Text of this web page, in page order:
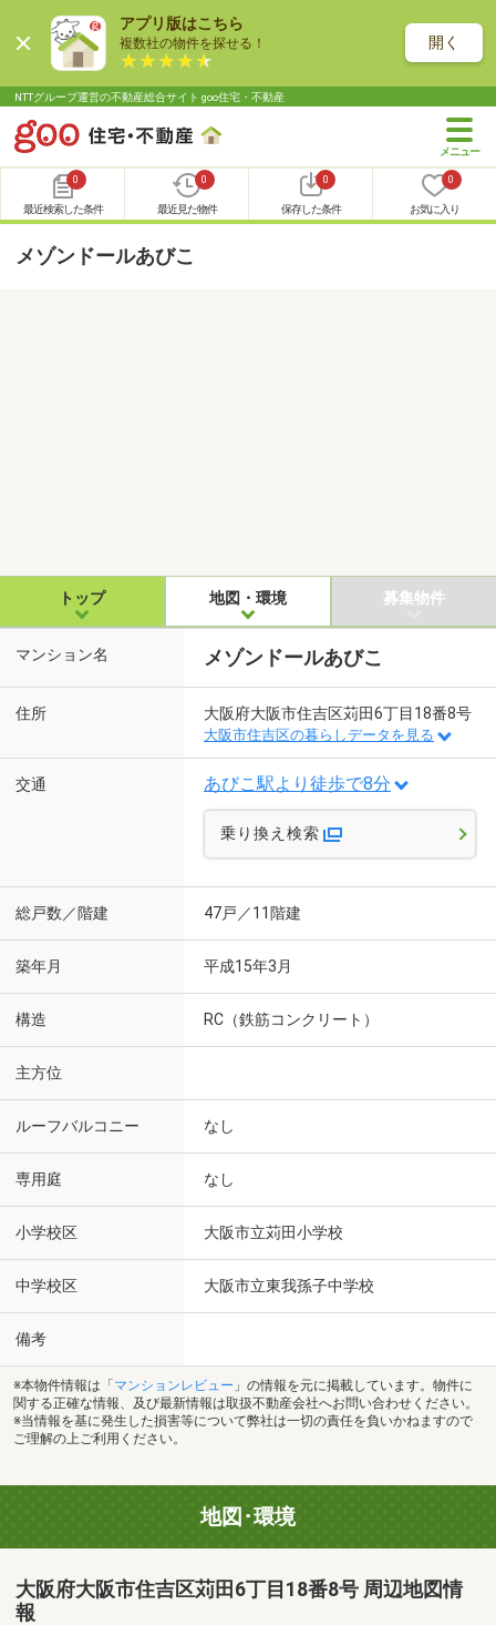
アプリ版はこちら
複数社の物件を探せる！ 開く
NTTグループ運営の不動産総合サイト goo住宅・不動産
0
最近検索した条件
0
最近見た物件
0
保存した条件
0
お気に入り
メゾンドールあびこ
トップ 地図・環境 募集物件
マンション名 メゾンドールあびこ
住所 大阪府大阪市住吉区苅田6丁目18番8号
大阪市住吉区の暮らしデータを見る
交通 あびこ駅より徒歩で8分
乗り換え検索
総戸数／階建 47戸／11階建
築年月 平成15年3月
構造 RC（鉄筋コンクリート）
主方位
ルーフバルコニー なし
専用庭 なし
小学校区 大阪市立苅田小学校
中学校区 大阪市立東我孫子中学校
備考
※本物件情報は「 マンションレビュー 」の情報を元に掲載しています。物件に
関する正確な情報、及び最新情報は取扱不動産会社へお問い合わせください。
※当情報を基に発生した損害等について弊社は一切の責任を負いかねますので
ご理解の上ご利用ください。
地図･環境
大阪府大阪市住吉区苅田6丁目18番8号 周辺地図情
報